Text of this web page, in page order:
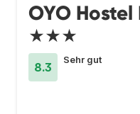
OYO
★★★
8.3
Sehr gut